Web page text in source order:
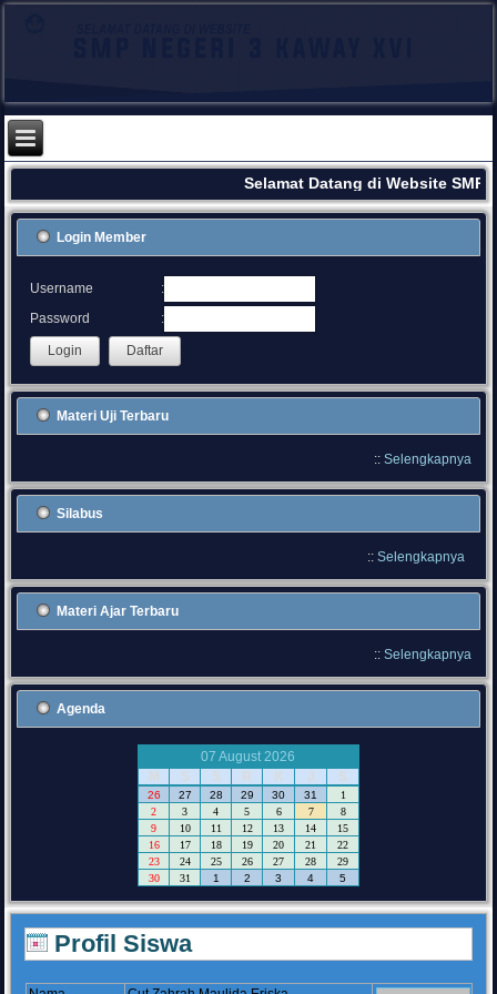
Selamat Datang di Website
Login Member
Username
:
Password
:
Materi Uji Terbaru
:: Selengkapnya
Silabus
:: Selengkapnya
Materi Ajar Terbaru
:: Selengkapnya
Agenda
07 August 2026
M
S S R K J S
26 27 28 29 30 31
1
2
3 4 5 6 7
8
9
10 11 12 13 14
15
16
17 18 19 20 21
22
23
24 25 26 27 28
29
30
31 1 2 3 4 5
Profil Siswa